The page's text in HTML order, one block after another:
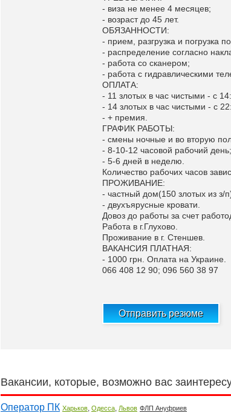
- виза не менее 4 месяцев;
- возраст до 45 лет.
ОБЯЗАННОСТИ:
- прием, разгрузка и погрузка
- распределение согласно
- работа со сканером;
- работа с гидравлическими
ОПЛАТА:
- 11 злотых в час чистыми - с
- 14 злотых в час чистыми - с
- + премия.
ГРАФИК РАБОТЫ:
- смены ночные и во вторую
- 8-10-12 часовой рабочий день;
- 5-6 дней в неделю.
Количество рабочих часов
ПРОЖИВАНИЕ:
- частный дом(150 злотых из з/
- двухъярусные кровати.
Довоз до работы за счет
Работа в г.Глухово.
Проживание в г. Стеншев.
ВАКАНСИЯ ПЛАТНАЯ:
- 1000 грн. Оплата на Украине.
066 408 12 90; 096 560 38 97
Отправить резюме
Вакансии, которые, возможно вас
Оператор ПК Харьков, Одесса, Львов ФЛП Ануфриев